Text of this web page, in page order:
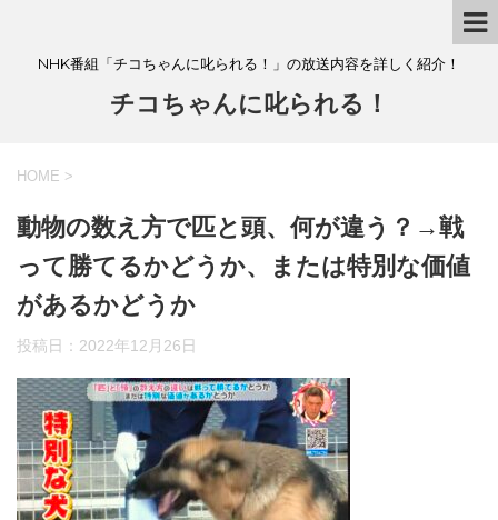
NHK番組「チコちゃんに叱られる！」の放送内容を詳しく紹介！
チコちゃんに叱られる！
HOME >
動物の数え方で匹と頭、何が違う？→戦
って勝てるかどうか、または特別な価値
があるかどうか
投稿日： 2022年12月26日